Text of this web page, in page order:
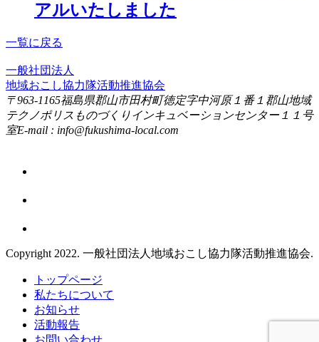
アルいたしました
一覧に戻る
一般社団法人
地域おこし協力隊活動推進協会
〒963-1165福島県郡山市田村町徳定字中河原１番１ 郡山地域
テクノポリスものづくりインキュベーションセンター１１号
室E-mail : info@fukushima-local.com
Copyright 2022. 一般社団法人地域おこし協力隊活動推進協会.
トップページ
私たちについて
お知らせ
活動報告